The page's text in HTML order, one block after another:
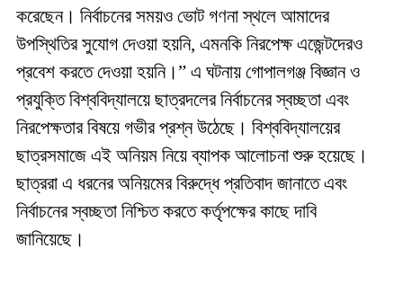
করেছেন। নির্বাচনের সময়ও ভোট গণনা স্থলে আমাদের
উপস্থিতির সুযোগ দেওয়া হয়নি, এমনকি নিরপেক্ষ এজেন্টদেরও
প্রবেশ করতে দেওয়া হয়নি।” এ ঘটনায় গোপালগঞ্জ বিজ্ঞান ও
প্রযুক্তি বিশ্ববিদ্যালয়ে ছাত্রদলের নির্বাচনের স্বচ্ছতা এবং
নিরপেক্ষতার বিষয়ে গভীর প্রশ্ন উঠেছে। বিশ্ববিদ্যালয়ের
ছাত্রসমাজে এই অনিয়ম নিয়ে ব্যাপক আলোচনা শুরু হয়েছে।
ছাত্ররা এ ধরনের অনিয়মের বিরুদ্ধে প্রতিবাদ জানাতে এবং
নির্বাচনের স্বচ্ছতা নিশ্চিত করতে কর্তৃপক্ষের কাছে দাবি
জানিয়েছে।